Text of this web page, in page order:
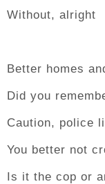
Without, alright
Better homes
Did you
Caution, police
You better not
Is it the cop or